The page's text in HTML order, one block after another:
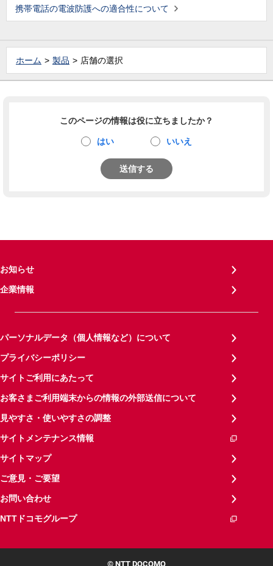
携帯電話の電波防護への適合性について
ホーム 製品 店舗の選択
このページの情報は役に立ちましたか？
はい いいえ
送信する
お知らせ
企業情報
パーソナルデータ（個人情報など）について
プライバシーポリシー
サイトご利用にあたって
お客さまご利用端末からの情報の外部送信について
見やすさ・使いやすさの調整
サイトメンテナンス情報
サイトマップ
ご意見・ご要望
お問い合わせ
NTTドコモグループ
© NTT DOCOMO